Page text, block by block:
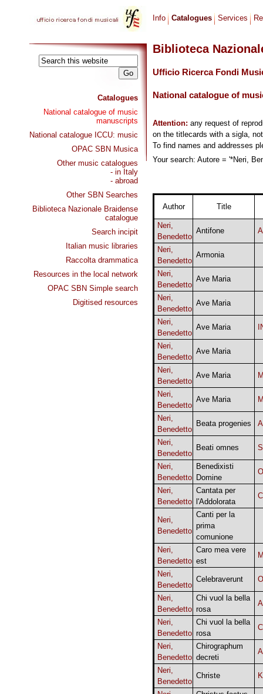
Catalogues
National catalogue of music
manuscripts
National catalogue ICCU: music
OPAC SBN Musica
Other music catalogues
- in Italy
- abroad
Other SBN Searches
Biblioteca Nazionale Braidense
catalogue
Search incipit
Italian music libraries
Raccolta drammatica
Resources in the local network
OPAC SBN Simple search
Digitised resources
Info Catalogues Services
Biblioteca
Ufficio Ricerca Fondi
National catalogue of
Attention: any request of
on the titlecards with a sigla,
To find names and addresses
Your search: Autore = '*Neri,
Author Title
Neri,
Benedetto
Antifone
Neri,
Benedetto
Armonia
Neri,
Benedetto
Ave Maria
Neri,
Benedetto
Ave Maria
Neri,
Benedetto
Ave Maria
Neri,
Benedetto
Ave Maria
Neri,
Benedetto
Ave Maria
Neri,
Benedetto
Ave Maria
Neri,
Benedetto
Beata progenies
Neri,
Benedetto
Beati omnes
Neri,
Benedetto
Benedixisti
Domine
Neri,
Benedetto
Cantata per
l'Addolorata
Neri,
Benedetto
Canti per la
prima
comunione
Neri,
Benedetto
Caro mea vere
est
Neri,
Benedetto
Celebraverunt
Neri,
Benedetto
Chi vuol la bella
rosa
Neri,
Benedetto
Chi vuol la bella
rosa
Neri,
Benedetto
Chirographum
decreti
Neri,
Benedetto
Christe